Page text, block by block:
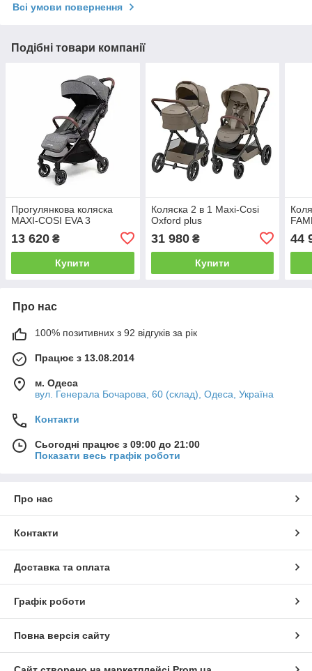
Всі умови повернення
Подібні товари компанії
Прогулянкова коляска
MAXI-COSI EVA 3
13 620 ₴
Купити
Коляска 2 в 1 Maxi-Cosi
Oxford plus
31 980₴
Купити
44
Про нас
100% позитивних з 92 відгуків за рік
Працює з 13.08.2014
м. Одеса
вул. Генерала Бочарова, 60 (склад), Одеса, Україна
Контакти
Сьогодні працює з 09:00 до 21:00
Показати весь графік роботи
Про нас
Контакти
Доставка та оплата
Графік роботи
Повна версія сайту